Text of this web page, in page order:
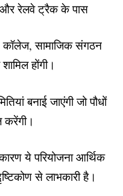
और रेलवे ट्रैक के पास
कॉलेज, सामाजिक संगठन
होंगी।
बनाई जाएंगी जो पौधों
करेंगी।
ये परियोजना आर्थिक
से लाभकारी है।